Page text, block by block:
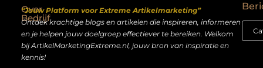
Over
Bedrijf
“Jouw Platform voor Extreme Artikelmarketing”
Ontdek krachtige blogs en artikelen die inspireren, informeren
en je helpen jouw doelgroep effectiever te bereiken. Welkom
bij ArtikelMarketingExtreme.nl, jouw bron van inspiratie en
kennis!